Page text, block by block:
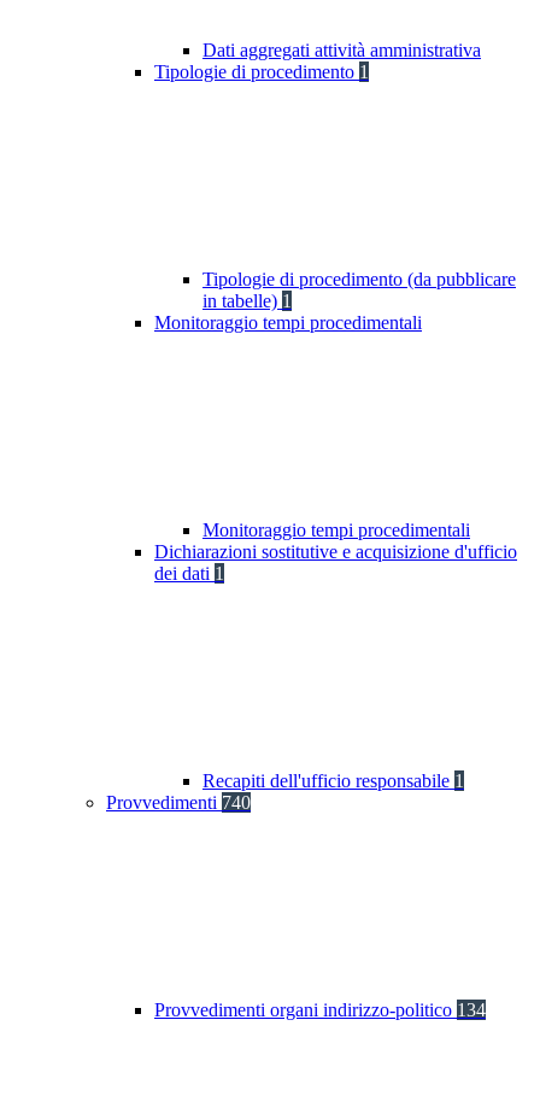
Dati aggregati attività amministrativa
Tipologie di procedimento 1
Tipologie di procedimento (da pubblicare
in tabelle) 1
Monitoraggio tempi procedimentali
Monitoraggio tempi procedimentali
Dichiarazioni sostitutive e acquisizione d'ufficio
dei dati 1
Recapiti dell'ufficio responsabile 1
Provvedimenti 740
Provvedimenti organi indirizzo-politico 134